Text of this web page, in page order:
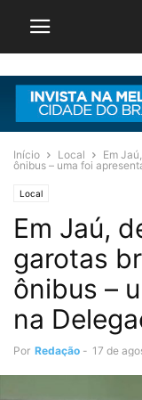
Início Local
Em
ônibus – uma foi
Local
Em Jaú,
garotas
ônibus –
na
Por Redação - 17 de